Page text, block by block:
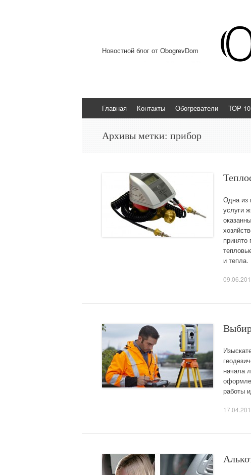
Новостной блог от ObogrevDom
Перейти к содержимому
Главная Контакты Обогреватели TOP 10
Архивы метки: прибор
Одна из
услуги
принято
и тепла.
начала
работы